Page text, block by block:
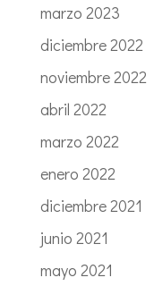
marzo 2023
diciembre 2022
noviembre 2022
abril 2022
marzo 2022
enero 2022
diciembre 2021
junio 2021
mayo 2021